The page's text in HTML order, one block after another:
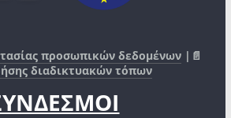
προσωπικών δεδομένων |📄
διαδικτυακών τόπων